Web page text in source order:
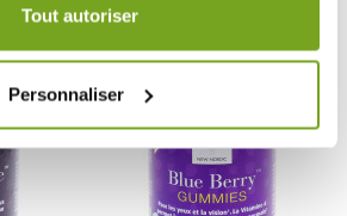
Tout autoriser
Personnaliser
-15 -10